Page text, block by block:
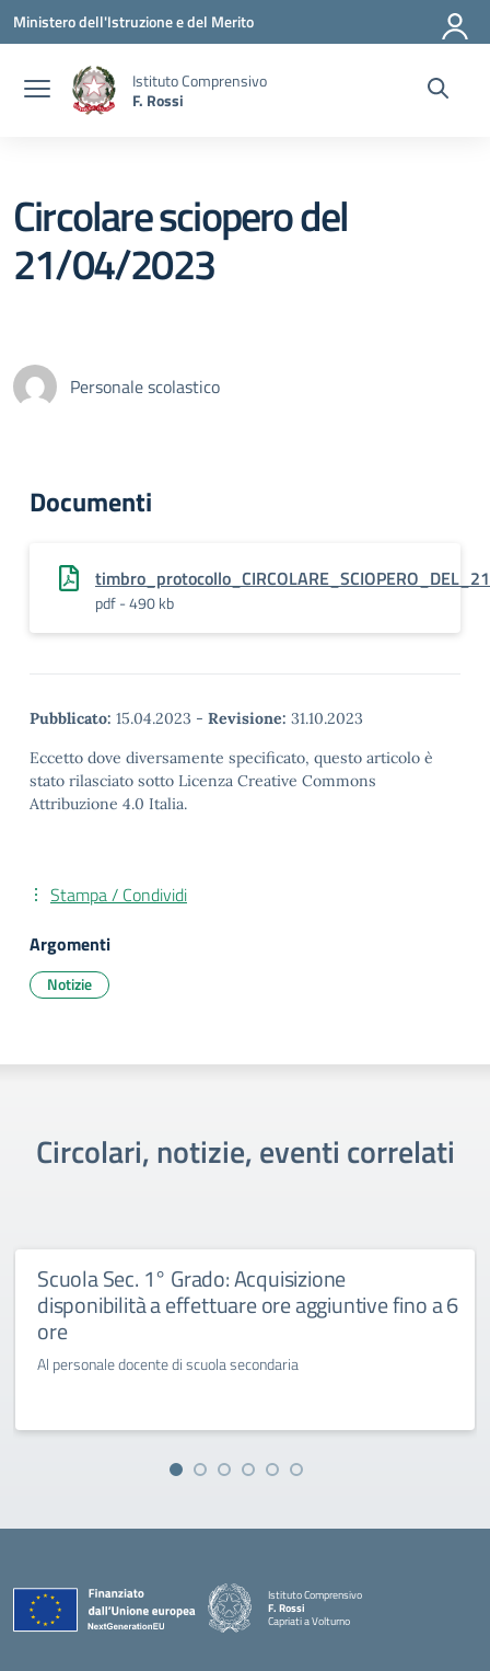
Vai ai contenuti
Vai al menu di navigazione
Vai al footer
Ministero dell'Istruzione e del Merito
Istituto Comprensivo
F. Rossi
Circolare sciopero del
21/04/2023
Personale scolastico
Documenti
pdf - 490 kb
Pubblicato: 15.04.2023 - Revisione: 31.10.2023
Eccetto dove diversamente specificato, questo articolo è
stato rilasciato sotto Licenza Creative Commons
Attribuzione 4.0 Italia.
Stampa / Condividi
Argomenti
Notizie
Circolari, notizie, eventi correlati
Scuola Sec. 1° Grado: Acquisizione
disponibilità a effettuare ore aggiuntive fino a 6
ore
Al personale docente di scuola secondaria
Istituto Comprensivo
F. Rossi
Capriati a Volturno
— Visita la pagina iniziale della scuola